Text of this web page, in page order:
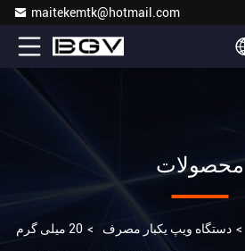
maitekemtk@hotmail.com
محصولات
> دستگاه ویپ یکبار مصرف > 20 میلی گرم